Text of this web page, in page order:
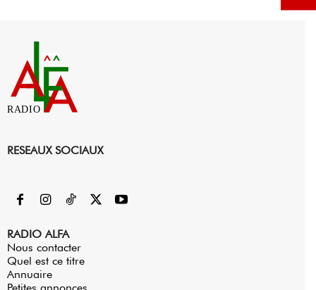
RADIO
RESEAUX SOCIAUX
RADIO ALFA
Nous contacter
Quel est ce titre
Annuaire